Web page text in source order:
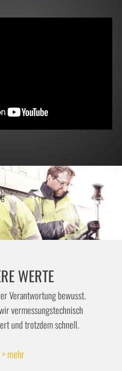
WERTE
Verantwortung bewusst.
vermessungstechnisch
und trotzdem schnell.
> mehr